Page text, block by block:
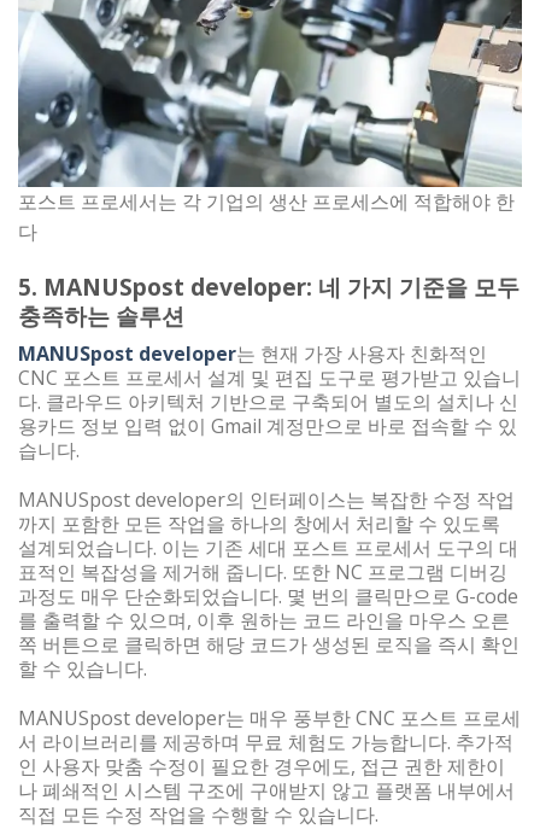
포스트 프로세서는 각 기업의 생산 프로세스에 적합해야 한
다
5. MANUSpost developer: 네 가지 기준을 모두
충족하는 솔루션
MANUSpost developer는 현재 가장 사용자 친화적인
CNC 포스트 프로세서 설계 및 편집 도구로 평가받고 있습니
다. 클라우드 아키텍처 기반으로 구축되어 별도의 설치나 신
용카드 정보 입력 없이 Gmail 계정만으로 바로 접속할 수 있
습니다.
MANUSpost developer의 인터페이스는 복잡한 수정 작업
까지 포함한 모든 작업을 하나의 창에서 처리할 수 있도록
설계되었습니다. 이는 기존 세대 포스트 프로세서 도구의 대
표적인 복잡성을 제거해 줍니다. 또한 NC 프로그램 디버깅
과정도 매우 단순화되었습니다. 몇 번의 클릭만으로 G-code
를 출력할 수 있으며, 이후 원하는 코드 라인을 마우스 오른
쪽 버튼으로 클릭하면 해당 코드가 생성된 로직을 즉시 확인
할 수 있습니다.
MANUSpost developer는 매우 풍부한 CNC 포스트 프로세
서 라이브러리를 제공하며 무료 체험도 가능합니다. 추가적
인 사용자 맞춤 수정이 필요한 경우에도, 접근 권한 제한이
나 폐쇄적인 시스템 구조에 구애받지 않고 플랫폼 내부에서
직접 모든 수정 작업을 수행할 수 있습니다.